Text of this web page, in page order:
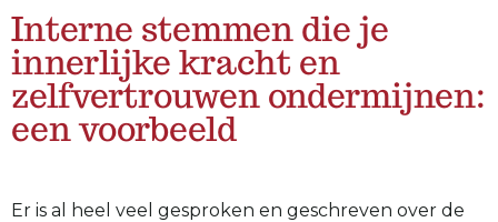
Interne stemmen die je
innerlijke kracht en
zelfvertrouwen ondermijnen:
een voorbeeld
Er is al heel veel gesproken en geschreven over de